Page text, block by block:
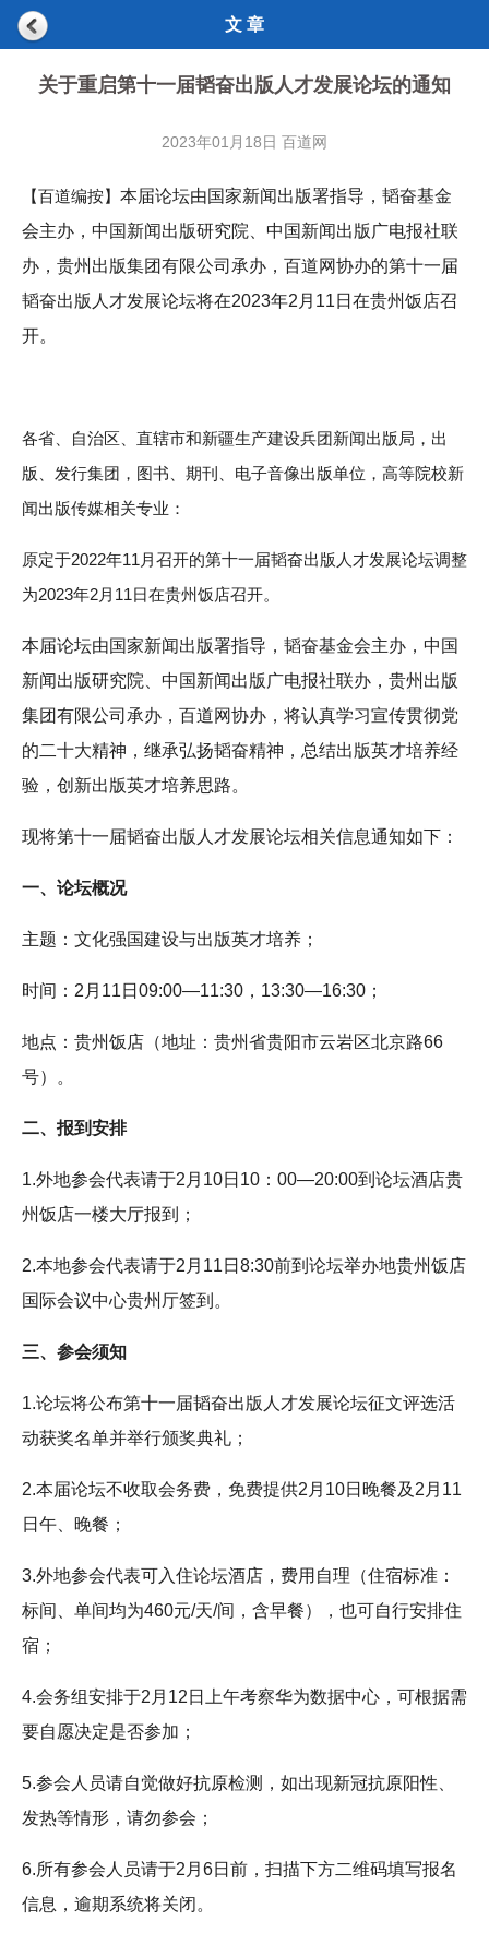
文 章
关于重启第十一届韬奋出版人才发展论坛的通知
2023年01月18日 百道网
【百道编按】 本届论坛由国家新闻出版署指导，韬奋基金
会主办，中国新闻出版研究院、中国新闻出版广电报社联
办，贵州出版集团有限公司承办，百道网协办的第十一届
韬奋出版人才发展论坛将在2023年2月11日在贵州饭店召
开。
各省、自治区、直辖市和新疆生产建设兵团新闻出版局，出
版、发行集团，图书、期刊、电子音像出版单位，高等院校新
闻出版传媒相关专业：
原定于2022年11月召开的第十一届韬奋出版人才发展论坛调整
为2023年2月11日在贵州饭店召开。
本届论坛由国家新闻出版署指导，韬奋基金会主办，中国
新闻出版研究院、中国新闻出版广电报社联办，贵州出版
集团有限公司承办，百道网协办，将认真学习宣传贯彻党
的二十大精神，继承弘扬韬奋精神，总结出版英才培养经
验，创新出版英才培养思路。
现将第十一届韬奋出版人才发展论坛相关信息通知如下：
一、论坛概况
主题：文化强国建设与出版英才培养；
时间：2月11日09:00—11:30，13:30—16:30；
地点：贵州饭店（地址：贵州省贵阳市云岩区北京路66
号）。
二、报到安排
1.外地参会代表请于2月10日10：00—20:00到论坛酒店贵
州饭店一楼大厅报到；
2.本地参会代表请于2月11日8:30前到论坛举办地贵州饭店
国际会议中心贵州厅签到。
三、参会须知
1.论坛将公布第十一届韬奋出版人才发展论坛征文评选活
动获奖名单并举行颁奖典礼；
2.本届论坛不收取会务费，免费提供2月10日晚餐及2月11
日午、晚餐；
3.外地参会代表可入住论坛酒店，费用自理（住宿标准：
标间、单间均为460元/天/间，含早餐），也可自行安排住
宿；
4.会务组安排于2月12日上午考察华为数据中心，可根据需
要自愿决定是否参加；
5.参会人员请自觉做好抗原检测，如出现新冠抗原阳性、
发热等情形，请勿参会；
6.所有参会人员请于2月6日前，扫描下方二维码填写报名
信息，逾期系统将关闭。